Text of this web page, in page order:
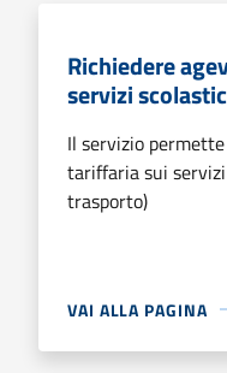
Richiedere
servizi
Il servizio
tariffaria sui
trasporto)
VAI ALLA PAGINA